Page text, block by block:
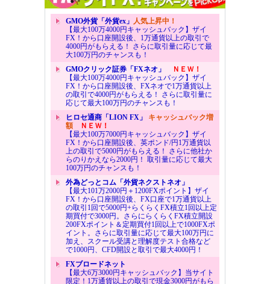
GMO外貨「外貨ex」 人気上昇中！
【最大100万4000円キャッシュバック】ザイ
FX！から口座開設後、1万通貨以上の取引で
4000円がもらえる！ さらに取引量に応じて最
大100万円のチャンスも！
GMOクリック証券「FXネオ」
ＮＥＷ！
【最大100万4000円キャッシュバック】ザイ
FX！から口座開設後、FXネオで1万通貨以上
の取引で4000円がもらえる！ さらに取引量に
応じて最大100万円のチャンスも！
ヒロセ通商「LION FX」 キャッシュバック増
額ＮＥＷ！
【最大100万7000円キャッシュバック】ザイ
FX！から口座開設後、英ポンド/円1万通貨以
上の取引で5000円がもらえる！ さらに他社か
らのりかえなら2000円！ 取引量に応じて最大
100万円のチャンスも！
外為どっとコム「外貨ネクストネオ」
【最大101万2000円＋1200FXポイント】ザイ
FX！から口座開設後、FX口座で1万通貨以上
の取引1回で5000円+らくらくFX積立1回以上定
期買付で3000円。さらにらくらくFX積立開設
200FXポイント＆定期買付1回以上で1000FXポ
イント。さらに取引量に応じて最大100万円に
加え、スクール受講と理解度テスト合格など
で1000円、CFD開設と取引で最大4000円！
FXブロードネット
【最大6万3000円キャッシュバック】当サイト
限定！1万通貨以上の取引で現金3000円がもら